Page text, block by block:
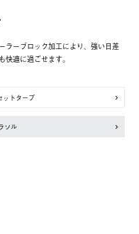
ラーブロック加工により、強い日差
快適に過ごせます。
ットタープ
ソル